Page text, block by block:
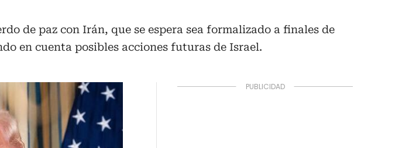
de paz con Irán, que se espera sea formalizado a finales de
en cuenta posibles acciones futuras de Israel.